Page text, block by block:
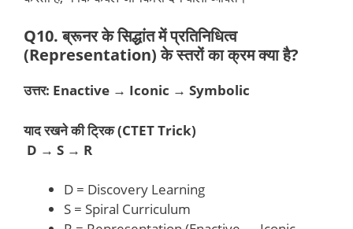
Q10. ब्रूनर के सिद्धांत में प्रतिनिधित्व
(Representation) के स्तरों का क्रम क्या है?
उत्तर: Enactive → Iconic → Symbolic
याद रखने की ट्रिक (CTET Trick)
D → S → R
D = Discovery Learning
S = Spiral Curriculum